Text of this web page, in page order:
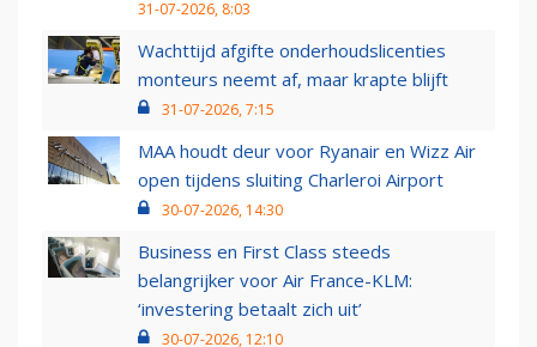
31-07-2026, 8:03
Wachttijd afgifte onderhoudslicenties
monteurs neemt af, maar krapte blijft
31-07-2026, 7:15
MAA houdt deur voor Ryanair en Wizz Air
open tijdens sluiting Charleroi Airport
30-07-2026, 14:30
Business en First Class steeds
belangrijker voor Air France-KLM:
‘investering betaalt zich uit’
30-07-2026, 12:10